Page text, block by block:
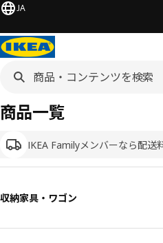
JA
IKEA Familyメンバーなら配送
商品一覧
収納家具・ワゴン